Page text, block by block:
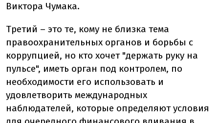
Виктора Чумака.
Третий – это те, кому не близка тема
правоохранительных органов и борьбы с
коррупцией, но кто хочет "держать руку на
пульсе", иметь орган под контролем, по
необходимости его использовать и
удовлетворить международных
наблюдателей, которые определяют условия